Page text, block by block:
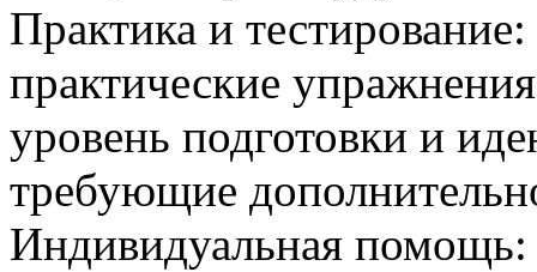
Практика и
практические
уровень подготовки и
требующие
Индивидуальная помощь: